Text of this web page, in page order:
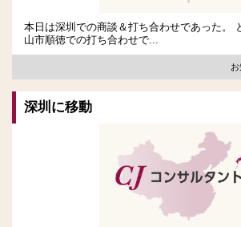
本日は深圳での商談＆打ち合わせであった。
山市順徳での打ち合わせで...
深圳に移動